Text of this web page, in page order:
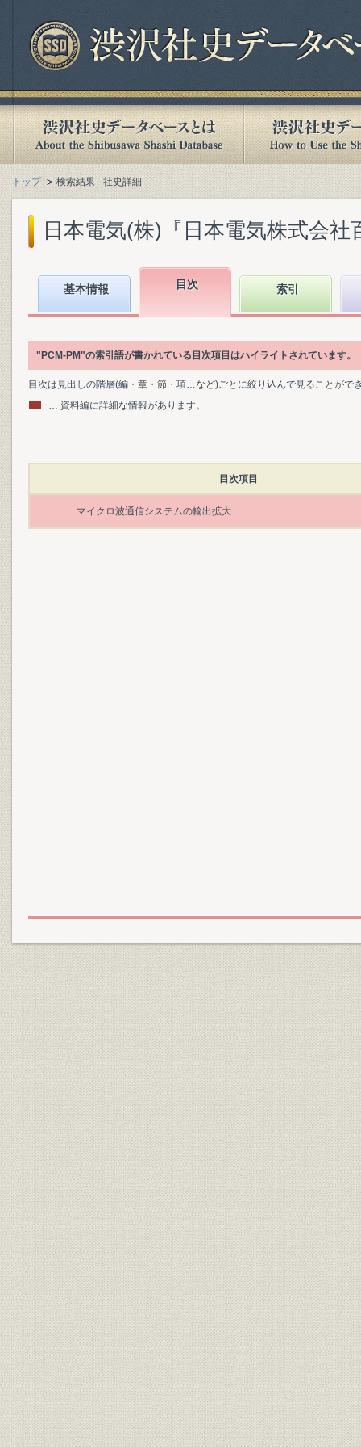
トップ 検索結果 - 社史詳細
日本電気(株)『日本電気株式会社
基本情報 目次 索引
"PCM-PM"の索引語が書かれている目次項目はハイライトされています。
目次は見出しの階層(編・章・節・項…など)ごとに絞り込んで見ることがで
… 資料編に詳細な情報があります。
目次項目
マイクロ波通信システムの輸出拡大